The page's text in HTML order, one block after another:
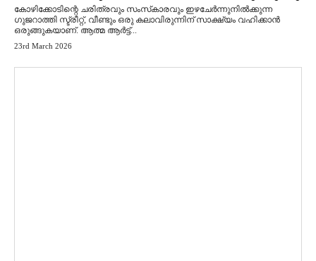
കോഴിക്കോടിന്റെ ചരിത്രവും സംസ്‌കാരവും ഇഴചേർന്നുനിൽക്കുന്ന
ഗുജറാത്തി സ്ട്രീറ്റ്, വീണ്ടും ഒരു കലാവിരുന്നിന് സാക്ഷ്യം വഹിക്കാൻ
ഒരുങ്ങുകയാണ്. ആത്മ ആർട്ട്...
23rd March 2026